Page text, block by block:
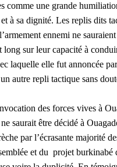
comme une grande
à sa dignité. Les replis dits
ennemi ne
sur leur capacité à
laquelle elle fut annoncée
autre repli tactique sans
des forces vives à
saurait être décidé à
par l’écrasante majorité
et du projet